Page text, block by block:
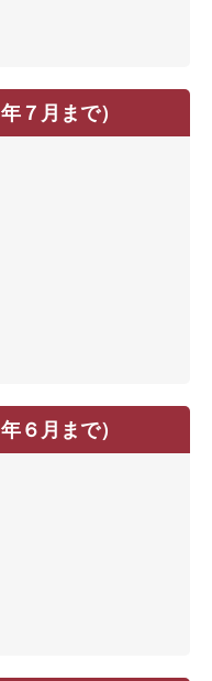
７月まで）
６月まで）